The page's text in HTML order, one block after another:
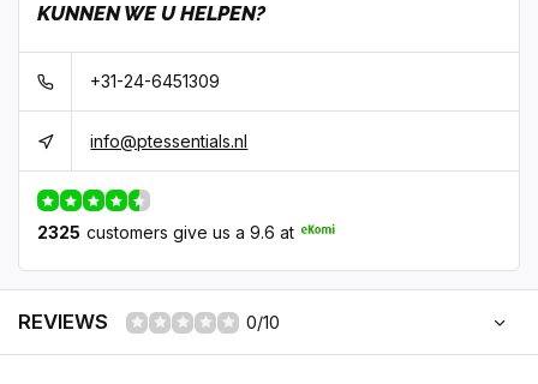
KUNNEN WE U HELPEN?
+31-24-6451309
info@ptessentials.nl
2325 customers give us a 9.6 at
REVIEWS 0/10